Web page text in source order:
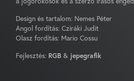
Design és tartalom: Nemes Péter
Angol fordítás: Cziráki Judit
Olasz fordítás: Mario Cossu
Fejlesztés: RGB & jepegrafik